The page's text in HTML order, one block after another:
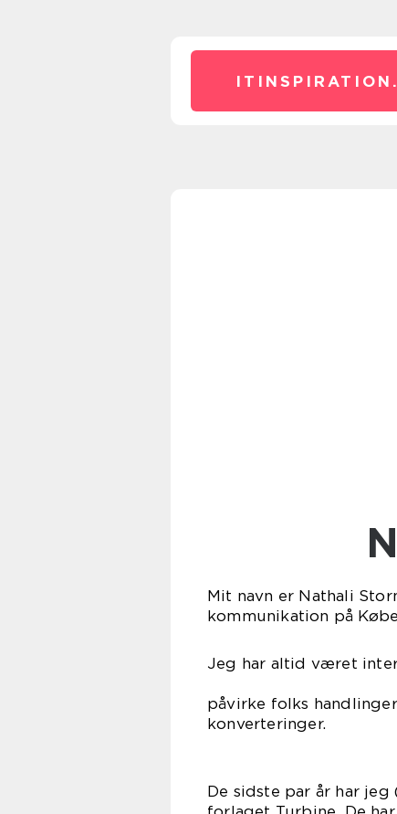
ITINSPIRATION.
Mit navn er Nathali
kommunikation på
Jeg har altid været
Det er
påvirke folks
konverteringer.
De sidste par år har